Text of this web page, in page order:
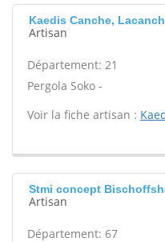
Kaedis Canche,
Artisan
Département: 21
Pergola Soko -
Voir la fiche artisan :
Stmi concept
Artisan
Département: 67